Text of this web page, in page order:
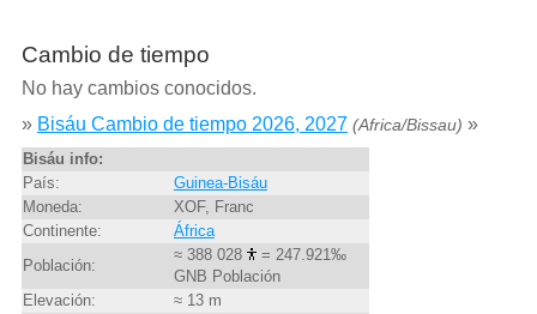
Cambio de tiempo
No hay cambios conocidos.
» Bisáu Cambio de tiempo 2026, 2027 (Africa/Bissau) »
Bisáu info:
País:
Guinea-Bisáu
Moneda:
XOF, Franc
Continente:
África
Población:
≈ 388 028
= 247.921‰
GNB Población
Elevación:
≈ 13 m